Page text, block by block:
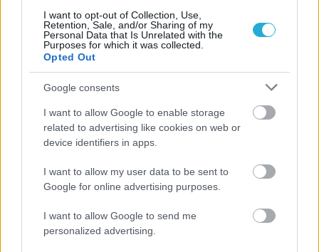
I want to opt-out of Collection, Use,
Retention, Sale, and/or Sharing of my
Personal Data that Is Unrelated with the
Purposes for which it was collected.
Opted Out
Google consents
I want to allow Google to enable storage
related to advertising like cookies on web or
device identifiers in apps.
I want to allow my user data to be sent to
Google for online advertising purposes.
I want to allow Google to send me
personalized advertising.
ΡΟΗ ΕΙΔΗΣΕΩΝ
07/08/2026
«Αντίο» με ήττα για τις διεθνείς μας στο τουρνουά του
Το πάλεψε μέχρι τέλους η Εθνική γυναικών κόντρα
στην Ιταλία Β’